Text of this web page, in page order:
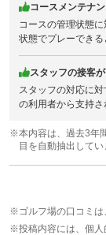
コースメンテナ
コースの管理状態
状態でプレーできる
スタッフの接客
スタッフの対応に
の利用者から支持さ
※本内容は、過去3年
目を自動抽出してい
※ゴルフ場の口コミは
※投稿内容には、個人